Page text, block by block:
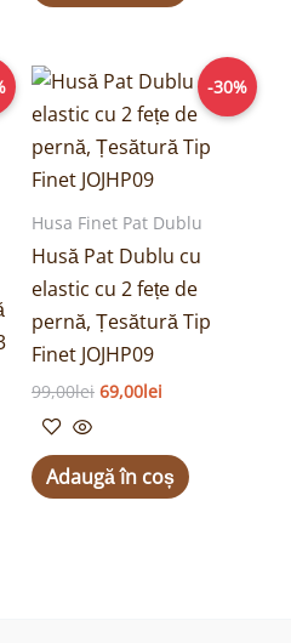
-30%
Husa Finet Pat Dublu
Husă Pat Dublu cu
elastic cu 2 fețe de
pernă, Țesătură Tip
Finet JOJHP09
99,00lei
Prețul
inițial
a
fost:
99,00lei.
69,00lei
Prețul
curent
este:
69,00lei.
Adaugă în coș